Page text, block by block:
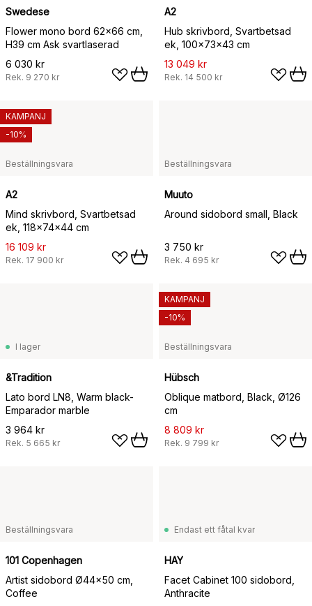
Swedese
Flower mono bord 62x66 cm,
H39 cm Ask svartlaserad
6 030 kr
Rek. 9 270 kr
A2
Hub skrivbord, Svartbetsad
ek, 100x73x43 cm
13 049 kr
Rek. 14 500 kr
Beställningsvara
A2
Mind skrivbord, Svartbetsad
ek, 118x74x44 cm
16 109 kr
Rek. 17 900 kr
KAMPANJ
-10%
Beställningsvara
Muuto
Around sidobord small, Black
3 750 kr
Rek. 4 695 kr
I lager
&Tradition
Lato bord LN8, Warm black-
Emparador marble
3 964 kr
Rek. 5 665 kr
Beställningsvara
Hübsch
Oblique matbord, Black, Ø126
cm
8 809 kr
Rek. 9 799 kr
KAMPANJ
-10%
Beställningsvara
101 Copenhagen
Artist sidobord Ø44x50 cm,
Coffee
Endast ett fåtal kvar
HAY
Facet Cabinet 100 sidobord,
Anthracite